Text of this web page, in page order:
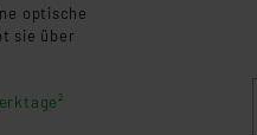
optische
sie über